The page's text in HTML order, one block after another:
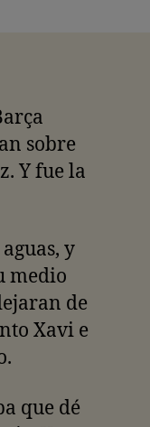
sobre
Y fue la
y
medio
de
Xavi e
que dé